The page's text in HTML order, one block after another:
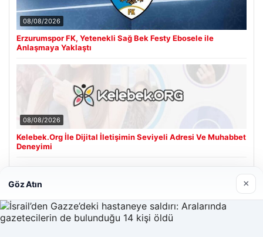
08/08/2026
Erzurumspor FK, Yetenekli Sağ Bek Festy Ebosele ile
Anlaşmaya Yaklaştı
08/08/2026
Kelebek.Org İle Dijital İletişimin Seviyeli Adresi Ve Muhabbet
Deneyimi
Hastaş Beton
Göz Atın ×